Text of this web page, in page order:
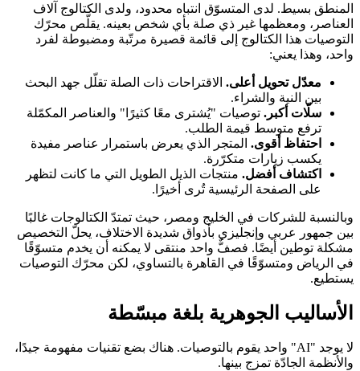
المنطق بسيط. لدى المتسوّق انتباه محدود، ولدى الكتالوج آلاف
العناصر، ومعظمها غير ذي صلة بأي شخص بعينه. يقلّص محرّك
التوصيات هذا الكتالوج إلى قائمة قصيرة مرتّبة ومضبوطة لفرد
واحد، وهذا يعني:
معدّل تحويل أعلى. الاقتراحات ذات الصلة تقلّل جهد البحث
بين النية والشراء.
سلّات أكبر. توصيات "يُشترى معًا كثيرًا" والعناصر المكمّلة
ترفع متوسط قيمة الطلب.
احتفاظ أقوى. المتجر الذي يعرض باستمرار عناصر مفيدة
يكسب زيارات متكرّرة.
اكتشاف أفضل. منتجات الذيل الطويل التي ما كانت لتظهر
على الصفحة الرئيسية تُرى أخيرًا.
وبالنسبة للشركات في الخليج ومصر، حيث تمتدّ الكتالوجات غالبًا
بين جمهور عربي وإنجليزي بأذواق شديدة الاختلاف، يحلّ التخصيص
مشكلة توطين أيضًا. فصفٌّ واحد منتقى لا يمكنه أن يخدم متسوّقًا
في الرياض ومتسوّقًا في القاهرة بالتساوي، لكن محرّك التوصيات
يستطيع.
الأساليب الجوهرية بلغة مبسّطة
لا يوجد "AI" واحد يقوم بالتوصيات. هناك بضع تقنيات مفهومة جيدًا،
والأنظمة الجادّة تمزج بينها.